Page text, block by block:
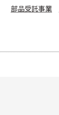
部品受託事業